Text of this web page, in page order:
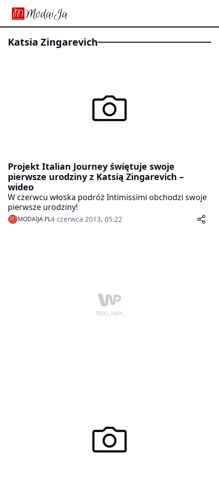
Katsia Zingarevich
Projekt Italian Journey świętuje swoje
pierwsze urodziny z Katsią Zingarevich –
wideo
W czerwcu włoska podróż Intimissimi obchodzi swoje
pierwsze urodziny!
MODAIJA.PL4 czerwca 2013, 05:22